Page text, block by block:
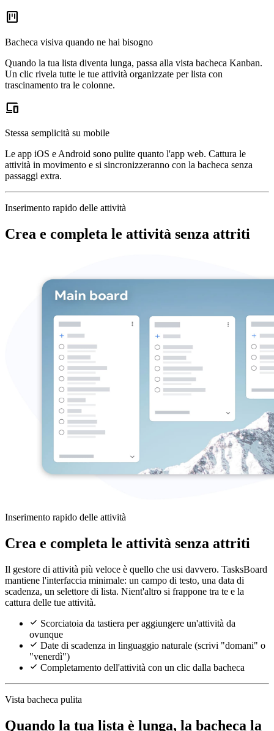
view_kanban
Bacheca visiva quando ne hai bisogno
Quando la tua lista diventa lunga, passa alla vista bacheca Kanban.
Un clic rivela tutte le tue attività organizzate per lista con
trascinamento tra le colonne.
devices
Stessa semplicità su mobile
Le app iOS e Android sono pulite quanto l'app web. Cattura le
attività in movimento e si sincronizzeranno con la bacheca senza
passaggi extra.
Inserimento rapido delle attività
Crea e completa le attività senza attriti
Inserimento rapido delle attività
Crea e completa le attività senza attriti
Il gestore di attività più veloce è quello che usi davvero. TasksBoard
mantiene l'interfaccia minimale: un campo di testo, una data di
scadenza, un selettore di lista. Nient'altro si frappone tra te e la
cattura delle tue attività.
Scorciatoia da tastiera per aggiungere un'attività da
ovunque
Date di scadenza in linguaggio naturale (scrivi "domani" o
"venerdì")
Completamento dell'attività con un clic dalla bacheca
Vista bacheca pulita
Quando la tua lista è lunga, la bacheca la